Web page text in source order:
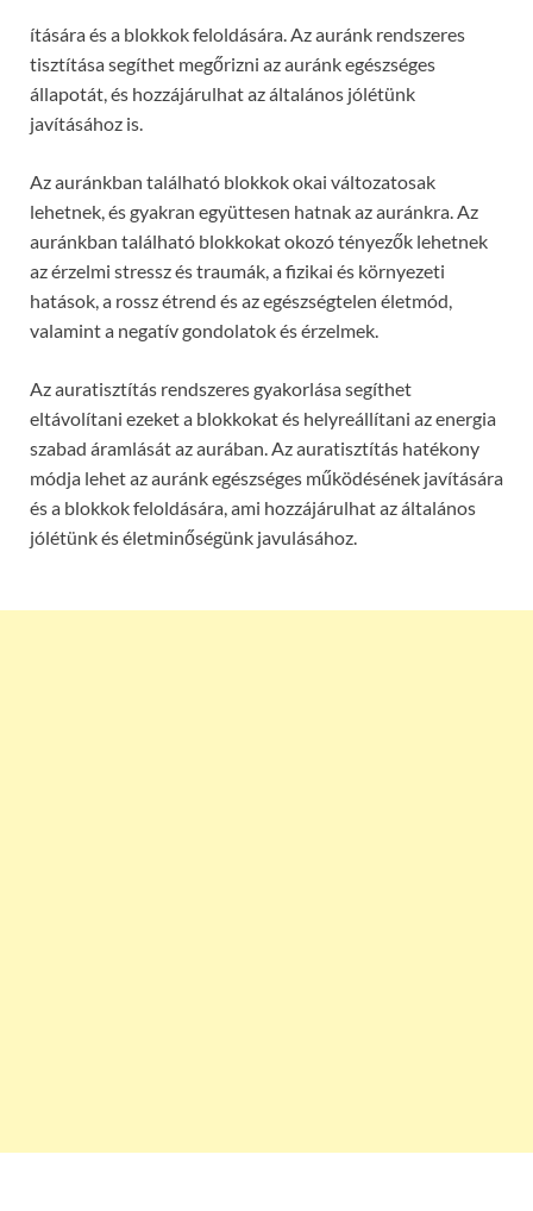
ítására és a blokkok feloldására. Az auránk rendszeres
tisztítása segíthet megőrizni az auránk egészséges
állapotát, és hozzájárulhat az általános jólétünk
javításához is.
Az auránkban található blokkok okai változatosak
lehetnek, és gyakran együttesen hatnak az auránkra. Az
auránkban található blokkokat okozó tényezők lehetnek
az érzelmi stressz és traumák, a fizikai és környezeti
hatások, a rossz étrend és az egészségtelen életmód,
valamint a negatív gondolatok és érzelmek.
Az auratisztítás rendszeres gyakorlása segíthet
eltávolítani ezeket a blokkokat és helyreállítani az energia
szabad áramlását az aurában. Az auratisztítás hatékony
módja lehet az auránk egészséges működésének javítására
és a blokkok feloldására, ami hozzájárulhat az általános
jólétünk és életminőségünk javulásához.